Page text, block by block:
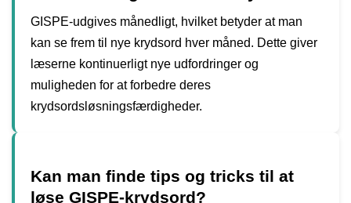
GISPE-udgives månedligt, hvilket betyder at man
kan se frem til nye krydsord hver måned. Dette giver
læserne kontinuerligt nye udfordringer og
muligheden for at forbedre deres
krydsordsløsningsfærdigheder.
Kan man finde tips og tricks til at
løse GISPE-krydsord?